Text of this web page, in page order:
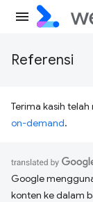
Referensi
Terima kasih
on-demand.
Google
konten ke dalam